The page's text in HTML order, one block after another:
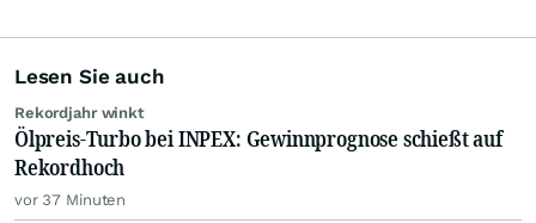
Lesen Sie auch
Rekordjahr winkt
Ölpreis-Turbo bei INPEX: Gewinnprognose schießt auf
Rekordhoch
vor 37 Minuten